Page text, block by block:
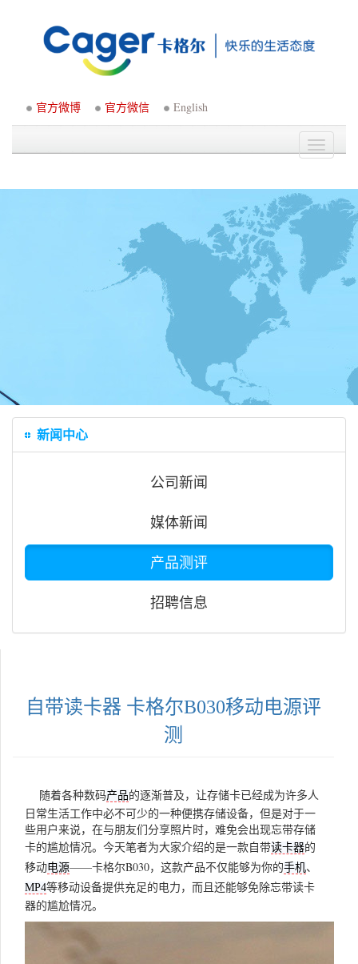
官方微博 官方微信 English
Toggle
新闻中心
公司新闻
媒体新闻
产品测评
招聘信息
自带读卡器 卡格尔B030移动电源评
测
随着各种数码产品的逐渐普及，让存储卡已经成为许多人
日常生活工作中必不可少的一种便携存储设备，但是对于一
些用户来说，在与朋友们分享照片时，难免会出现忘带存储
卡的尴尬情况。今天笔者为大家介绍的是一款自带读卡器的
移动电源——卡格尔B030，这款产品不仅能够为你的手机、
MP4等移动设备提供充足的电力，而且还能够免除忘带读卡
器的尴尬情况。